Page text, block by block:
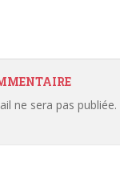
ne sera pas publiée.